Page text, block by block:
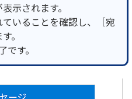
示されます。
いることを確認し、［宛
。
す。